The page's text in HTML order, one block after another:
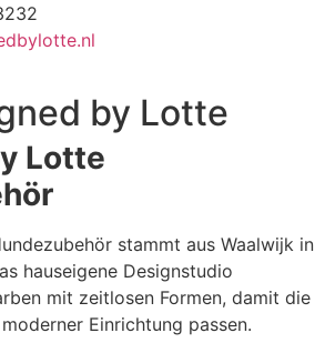
by Lotte
Lotte
stammt aus Waalwijk in
hauseigene Designstudio
mit zeitlosen Formen, damit die
Einrichtung passen.